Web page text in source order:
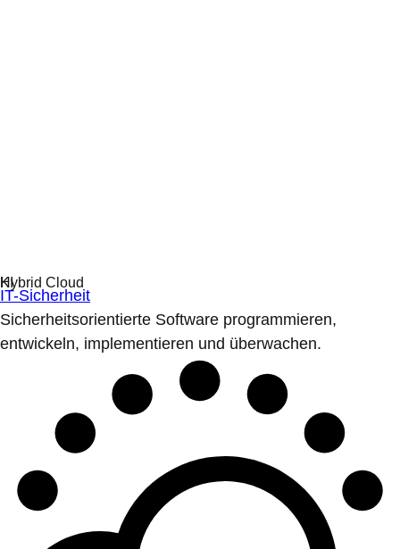
IT-Sicherheit
Sicherheitsorientierte Software programmieren,
entwickeln, implementieren und überwachen.